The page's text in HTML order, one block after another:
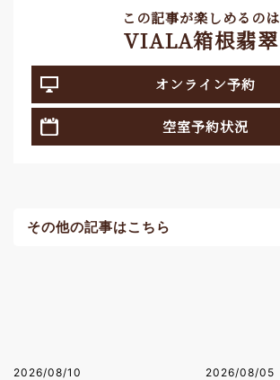
この記事が楽しめるのは
VIALA箱根翡翠
オンライン予約
空室予約状況
その他の記事はこちら
2026/08/10 2026/08/05